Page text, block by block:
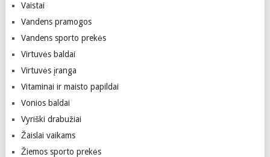
Vaistai
Vandens pramogos
Vandens sporto prekės
Virtuvės baldai
Virtuvės įranga
Vitaminai ir maisto papildai
Vonios baldai
Vyriški drabužiai
Žaislai vaikams
Žiemos sporto prekės